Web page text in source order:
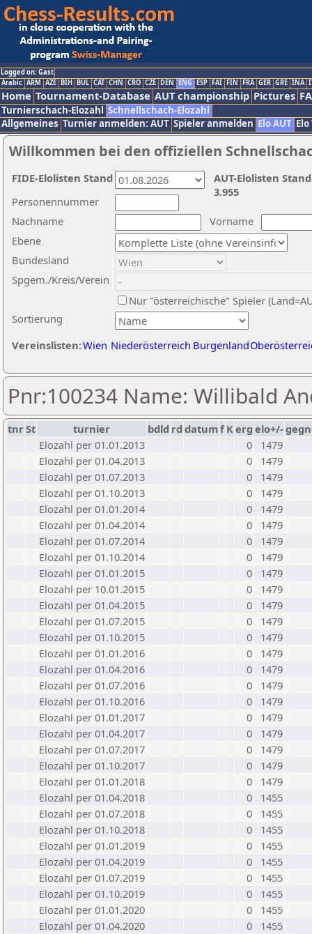
Logged on: Gast
Arabic ARM AZE BIH BUL CAT CHN CRO CZE DEN ENG ESP FAI FIN FRA GER GRE INA
Home Tournament-Database AUT championship Pictures
Turnierschach-Elozahl Schnellschach-Elozahl
Allgemeines Turnier anmelden: AUT Spieler anmelden Elo AUT
Willkommen bei den offiziellen
Nachname
Vorname
Ebene
Sortierung
Personennummer
Bundesland
Spgem./Kreis/Verein
Nur "österreichische" Spieler
Vereinslisten:Wien Niederösterreich Burgenland
AUT-Elolisten
3.955
FIDE-Elolisten Stand
Pnr:100234 Name: Willibald
tnrSt turnier bdld rd datumf Kerg elo+/-
Elozahl per 01.01.2013
0
1479
Elozahl per 01.04.2013
0
1479
Elozahl per 01.07.2013
0
1479
Elozahl per 01.10.2013
0
1479
Elozahl per 01.01.2014
0
1479
Elozahl per 01.04.2014
0
1479
Elozahl per 01.07.2014
0
1479
Elozahl per 01.10.2014
0
1479
Elozahl per 01.01.2015
0
1479
Elozahl per 10.01.2015
0
1479
Elozahl per 01.04.2015
0
1479
Elozahl per 01.07.2015
0
1479
Elozahl per 01.10.2015
0
1479
Elozahl per 01.01.2016
0
1479
Elozahl per 01.04.2016
0
1479
Elozahl per 01.07.2016
0
1479
Elozahl per 01.10.2016
0
1479
Elozahl per 01.01.2017
0
1479
Elozahl per 01.04.2017
0
1479
Elozahl per 01.07.2017
0
1479
Elozahl per 01.10.2017
0
1479
Elozahl per 01.01.2018
0
1479
Elozahl per 01.04.2018
0
1455
Elozahl per 01.07.2018
0
1455
Elozahl per 01.10.2018
0
1455
Elozahl per 01.01.2019
0
1455
Elozahl per 01.04.2019
0
1455
Elozahl per 01.07.2019
0
1455
Elozahl per 01.10.2019
0
1455
Elozahl per 01.01.2020
0
1455
Elozahl per 01.04.2020
0
1455